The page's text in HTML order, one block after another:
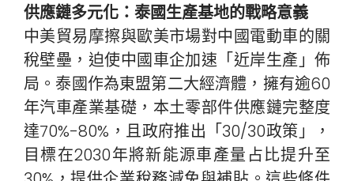
供應鏈多元化：泰國生產基地的戰略意義
中美貿易摩擦與歐美市場對中國電動車的關
稅壁壘，迫使中國車企加速「近岸生產」佈
局。泰國作為東盟第二大經濟體，擁有逾60
年汽車產業基礎，本土零部件供應鏈完整度
達70%-80%，且政府推出「30/30政策」，
目標在2030年將新能源車產量占比提升至